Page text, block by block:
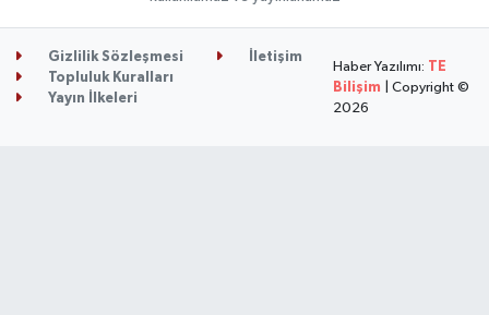
Gizlilik Sözleşmesi
İletişim
Topluluk Kuralları
Yayın İlkeleri
Haber Yazılımı: TE
Bilişim | Copyright ©
2026